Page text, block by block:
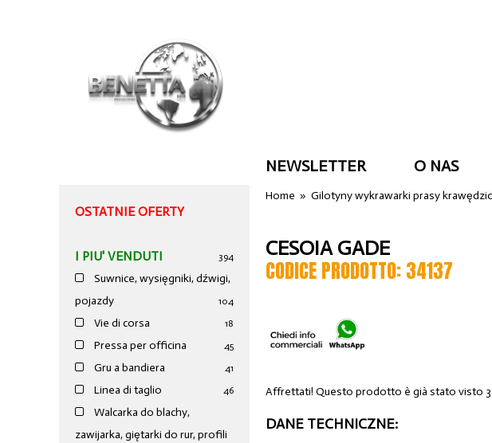
NEWSLETTER O NAS
OSTATNIE OFERTY
I PIU' VENDUTI 394
Suwnice, wysięgniki, dźwigi,
pojazdy
104
Vie di corsa 18
Pressa per officina 45
Gru a bandiera 41
Linea di taglio 46
Walcarka do blachy,
zawijarka, giętarki do rur, profili
Home »Gilotyny wykrawarki prasy
CESOIA GADE
CODICE PRODOTTO: 34137
Affrettati! Questo prodotto è già stato visto
DANE TECHNICZNE: